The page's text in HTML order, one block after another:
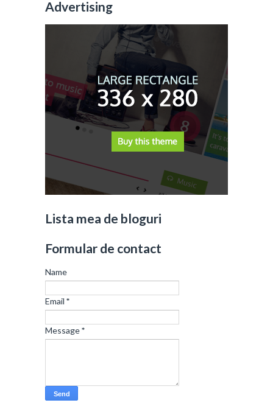
Advertising
Lista mea de bloguri
Formular de contact
Name
Email *
Message*